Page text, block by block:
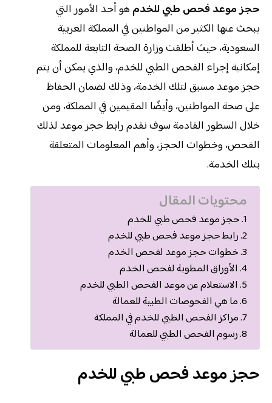
حجز موعد فحص طبي للخدم هو أحد الأمور التي
يبحث عنها الكثير من المواطنين في المملكة العربية
السعودية، حيث أطلقت وزارة الصحة التابعة للمملكة
إمكانية إجراء الفحص الطبي للخدم، والذي يمكن أن يتم
حجز موعد مسبق لتلك الخدمة، وذلك لضمان الحفاظ
على صحة المواطنين، وأيضًا المقيمين في المملكة، ومن
خلال السطور القادمة سوف نقدم رابط حجز موعد لذلك
الفحص، وخطوات الحجز، وأهم المعلومات المتعلقة
بتلك الخدمة.
محتويات المقال
حجز موعد فحص طبي للخدم
رابط حجز موعد فحص طبي للخدم
خطوات حجز موعد لفحص الخدم
الأوراق المطوبة لفحص الخدم
الاستعلام عن موعد الفحص الطبي للخدم
ما هي الفحوصات الطبية للعمالة
مراكز الفحص الطبي للخدم في المملكة
رسوم الفحص الطبي للعمالة
حجز موعد فحص طبي للخدم